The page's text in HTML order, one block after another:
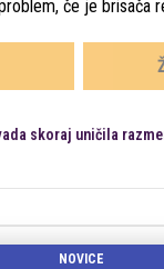
če je brisača
skoraj uničila
NOVICE